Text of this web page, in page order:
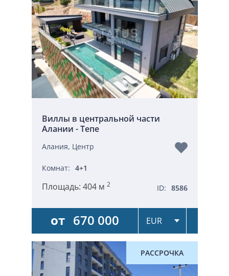
Виллы в центральной части
Алании - Тепе
Алания, Центр
Комнат: 4+1
Площадь: 404 м 2 ID: 8586
от 670 000
РАССРОЧКА